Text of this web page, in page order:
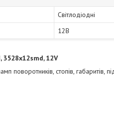
Світлодіодні
12В
3528x12smd, 12V
поворотників, стопів, габаритів,